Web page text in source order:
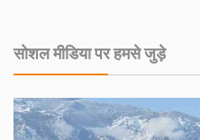
सोशल मीडिया पर हमसे जुड़े